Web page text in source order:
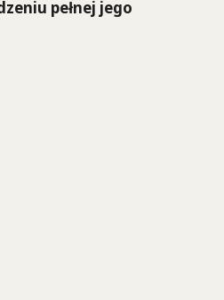
pełnej jego